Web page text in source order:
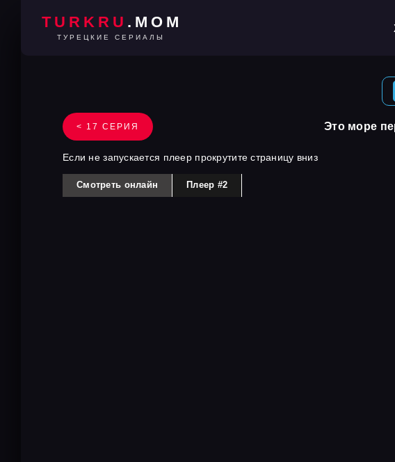
TURKRU .MOM
ТУРЕЦКИЕ СЕРИАЛЫ
< 17 СЕРИЯ Это море
Если не запускается плеер прокрутите страницу вниз
Смотреть онлайн Плеер #2